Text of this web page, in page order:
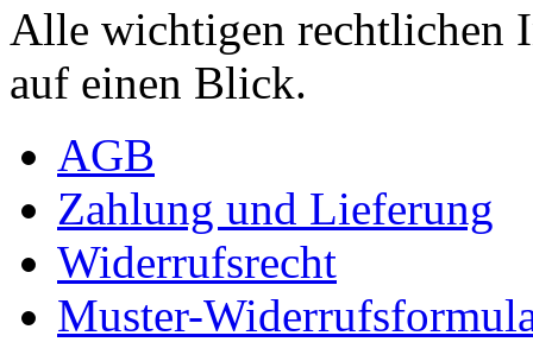
Alle wichtigen rechtlichen
auf einen Blick.
AGB
Zahlung und Lieferung
Widerrufsrecht
Muster-